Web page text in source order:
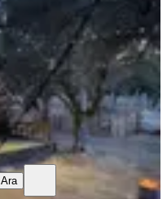
31.07.2026
Ara